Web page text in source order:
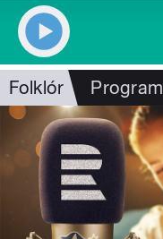
Folklór Program